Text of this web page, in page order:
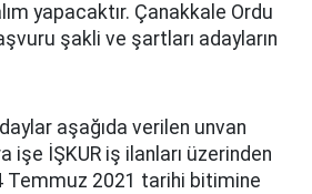
yapacaktır. Çanakkale Ordu
şakli ve şartları adayların
aşağıda verilen unvan
işe İŞKUR iş ilanları üzerinden
Temmuz 2021 tarihi bitimine